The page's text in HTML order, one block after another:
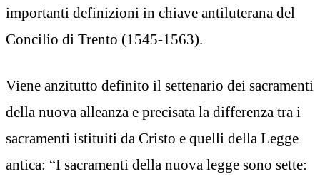
importanti definizioni in chiave antiluterana del
Concilio di Trento (1545-1563).
Viene anzitutto definito il settenario dei sacramenti
della nuova alleanza e precisata la differenza tra i
sacramenti istituiti da Cristo e quelli della Legge
antica: “I sacramenti della nuova legge sono sette: